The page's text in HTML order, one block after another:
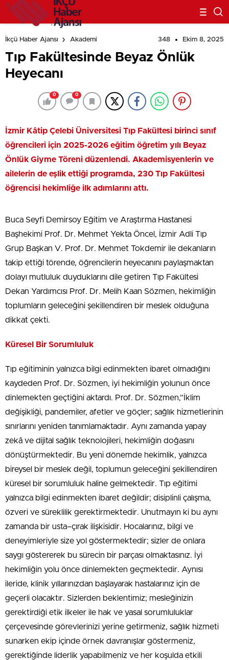
İkçü Haber Ajansı Akademi 348 Ekim 8, 2025
Tıp Fakültesinde Beyaz Önlük
Heyecanı
0 0
İzmir Kâtip Çelebi Üniversitesi Tıp Fakültesi birinci sınıf
öğrencileri için 2025-2026 eğitim öğretim yılı Beyaz
Önlük Giyme Töreni düzenlendi. Akademisyenlerin ve
ailelerin de eşlik ettiği programda, 230 Tıp Fakültesi
öğrencisi hekimliğe ilk adımlarını attı.
Buca Seyfi Demirsoy Eğitim ve Araştırma Hastanesi
Başhekimi Prof. Dr. Mehmet Yekta Öncel, İzmir Adli Tıp
Grup Başkan V. Prof. Dr. Mehmet Tokdemir ile dekanların
takip ettiği törende, öğrencilerin heyecanını paylaşmaktan
dolayı mutluluk duyduklarını dile getiren Tıp Fakültesi
Dekan Yardımcısı Prof. Dr. Melih Kaan Sözmen, hekimliğin
toplumların geleceğini şekillendiren bir meslek olduğuna
dikkat çekti.
Küresel Bir Sorumluluk
Tıp eğitiminin yalnızca bilgi edinmekten ibaret olmadığını
kaydeden Prof. Dr. Sözmen, iyi hekimliğin yolunun önce
dinlemekten geçtiğini aktardı. Prof. Dr. Sözmen,”İklim
değişikliği, pandemiler, afetler ve göçler; sağlık hizmetlerinin
sınırlarını yeniden tanımlamaktadır. Aynı zamanda yapay
zekâ ve dijital sağlık teknolojileri, hekimliğin doğasını
dönüştürmektedir. Bu yeni dönemde hekimlik, yalnızca
bireysel bir meslek değil, toplumun geleceğini şekillendiren
küresel bir sorumluluk haline gelmektedir. Tıp eğitimi
yalnızca bilgi edinmekten ibaret değildir; disiplinli çalışma,
özveri ve süreklilik gerektirmektedir. Unutmayın ki bu aynı
zamanda bir usta–çırak ilişkisidir. Hocalarınız, bilgi ve
deneyimleriyle size yol göstermektedir; sizler de onlara
saygı göstererek bu sürecin bir parçası olmaktasınız. İyi
hekimliğin yolu önce dinlemekten geçmektedir. Aynısı
ileride, klinik yıllarınızdan başlayarak hastalarınız için de
geçerli olacaktır. Sizlerden beklentimiz; mesleğinizin
gerektirdiği etik ilkeler ile hak ve yasal sorumluluklar
çerçevesinde görevlerinizi yerine getirmeniz, sağlık hizmeti
sunarken ekip içinde örnek davranışlar göstermeniz,
gerektiğinde liderlik yapabilmeniz ve her koşulda etkili